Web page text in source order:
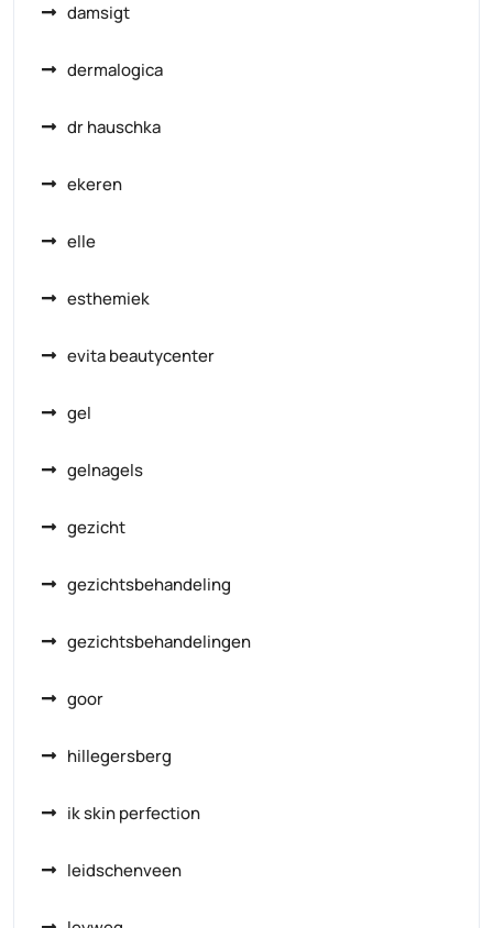
damsigt
dermalogica
dr hauschka
ekeren
elle
esthemiek
evita beautycenter
gel
gelnagels
gezicht
gezichtsbehandeling
gezichtsbehandelingen
goor
hillegersberg
ik skin perfection
leidschenveen